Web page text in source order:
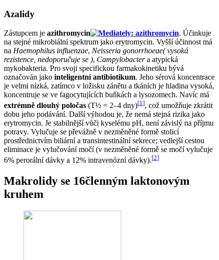
Azalidy
Zástupcem je azithromycin
. Účinkuje
na stejné mikrobiální spektrum jako erytromycin. Vyšší účinnost má
na Haemophilus influenzae, Neisseria gonorrhoeae( vysoká
rezistence, nedoporučuje se ), Campylobactera atypická
mykobakteria. Pro svoji specifickou farmakokinetiku bývá
označován jako inteligentní antibiotikum. Jeho sérová koncentrace
je velmi nízká, zatímco v ložisku zánětu a tkáních je hladina vysoká,
koncentruje se ve fagocytujících buňkách a lysozomech. Navíc má
extrémně dlouhý poločas (T½ = 2–4 dny)[1 ], což umožňuje zkrátit
dobu jeho podávání. Další výhodou je, že nemá stejná rizika jako
erytromycin. Je stabilnější vůči kyselému pH, není závislý na příjmu
potravy. Vylučuje se převážně v nezměněné formě stolicí
prostřednictvím biliární a transintestinální sekrece; vedlejší cestou
eliminace je vylučování močí (v nezměněné formě se močí vylučuje
6% perorální dávky a 12% intravenózní dávky).[2]
Makrolidy se 16členným laktonovým
kruhem